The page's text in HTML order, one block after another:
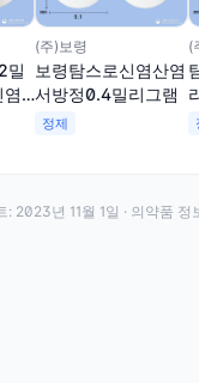
밀
(주)보령
보령탐스로신염산염
서방정0.4밀리그램
정제
(
: 2023년 11월 1일 · 의약품 정